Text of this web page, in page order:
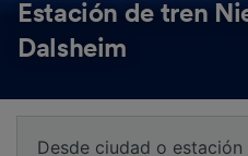
Estación de tren
Dalsheim